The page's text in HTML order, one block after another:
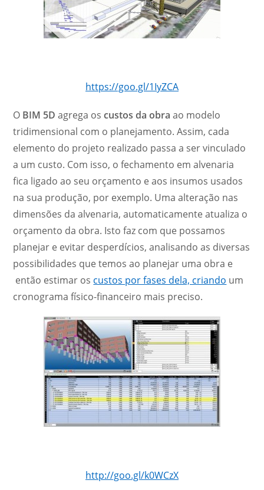
https://goo.gl/1IyZCA
O BIM 5D agrega oscustos da obraao modelo
tridimensional com o planejamento. Assim, cada
elemento do projeto realizado passa a ser vinculado
a um custo. Com isso, o fechamento em alvenaria
fica ligado ao seu orçamento e aos insumos usados
na sua produção, por exemplo. Uma alteração nas
dimensões da alvenaria, automaticamente atualiza o
orçamento da obra. Isto faz com que possamos
planejar e evitar desperdícios, analisando as diversas
possibilidades que temos ao planejar uma obra e
então estimar os custos por fases dela, criando um
cronograma físico-financeiro mais preciso.
http://goo.gl/k0WCzX